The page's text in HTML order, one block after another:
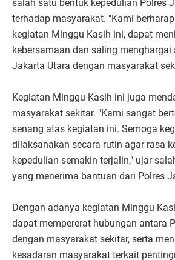
salah satu bentuk kepedulian Polres
terhadap masyarakat. "Kami
kegiatan Minggu Kasih ini, dapat
kebersamaan dan saling menghargai
Jakarta Utara dengan masyarakat
Kegiatan Minggu Kasih ini juga
masyarakat sekitar. "Kami sangat
senang atas kegiatan ini. Semoga
dilaksanakan secara rutin agar rasa
kepedulian semakin terjalin," ujar
yang menerima bantuan dari Polres
Dengan adanya kegiatan Minggu
dapat mempererat hubungan antara
dengan masyarakat sekitar, serta
kesadaran masyarakat terkait